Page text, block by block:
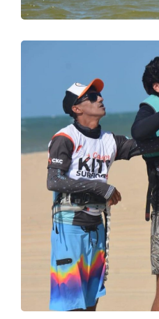
FOTO 04
DIVING SURFING